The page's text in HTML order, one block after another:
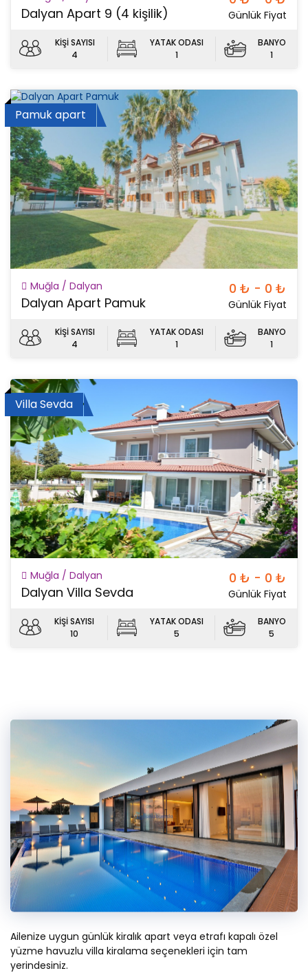
Dalyan Apart 9 (4 kişilik) Günlük Fiyat
KİŞİ SAYISI
4
YATAK ODASI
1
BANYO
1
Pamuk apart
Muğla / Dalyan
Dalyan Apart Pamuk
0 ₺ - 0 ₺
Günlük Fiyat
KİŞİ SAYISI
4
YATAK ODASI
1
BANYO
1
Villa Sevda
Muğla / Dalyan
Dalyan Villa Sevda
0 ₺ - 0 ₺
Günlük Fiyat
KİŞİ SAYISI
10
YATAK ODASI
5
BANYO
5
Ailenize uygun günlük kiralık apart veya etrafı kapalı özel
yüzme havuzlu villa kiralama seçenekleri için tam
yerindesiniz.